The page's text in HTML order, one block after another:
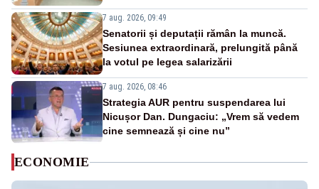
7 aug. 2026, 09:49
Senatorii și deputații rămân la muncă.
Sesiunea extraordinară, prelungită până
la votul pe legea salarizării
7 aug. 2026, 08:46
Strategia AUR pentru suspendarea lui
Nicușor Dan. Dungaciu: „Vrem să vedem
cine semnează și cine nu”
ECONOMIE